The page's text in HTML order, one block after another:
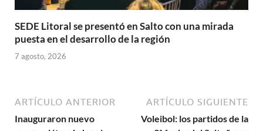
SEDE Litoral se presentó en Salto con una mirada
puesta en el desarrollo de la región
7 agosto, 2026
ARTÍCULO ANTERIOR
Inauguraron nuevo
ARTÍCULO SIGUIENTE
Voleibol: los partidos de la